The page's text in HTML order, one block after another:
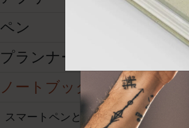
バッグ
サブカテゴリ
ギフト
サブカテゴリ
ピン
サブカテゴリ
アカウントを作成する
ペン
プランナー
ノートブック
スマートペンとノートアプリを